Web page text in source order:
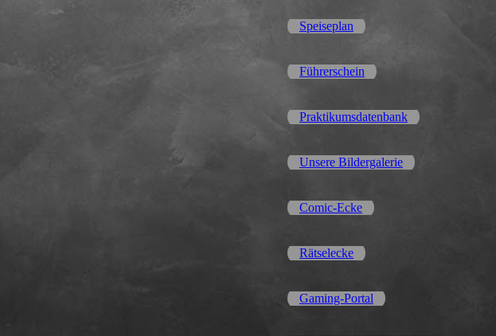
Speiseplan
Führerschein
Praktikumsdatenbank
Unsere Bildergalerie
Comic-Ecke
Rätselecke
Gaming-Portal